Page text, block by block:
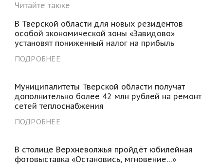
Читайте также
В Тверской области для новых резидентов
особой экономической зоны «Завидово»
установят пониженный налог на прибыль
ПОДРОБНЕЕ
Муниципалитеты Тверской области получат
дополнительно более 42 млн рублей на ремонт
сетей теплоснабжения
ПОДРОБНЕЕ
В столице Верхневолжья пройдёт юбилейная
фотовыставка «Остановись, мгновение…»